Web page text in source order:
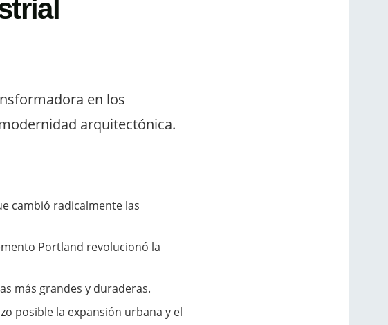
en los
arquitectónica.
cambió radicalmente las
Portland revolucionó la
más grandes y duraderas.
posible la expansión urbana y el